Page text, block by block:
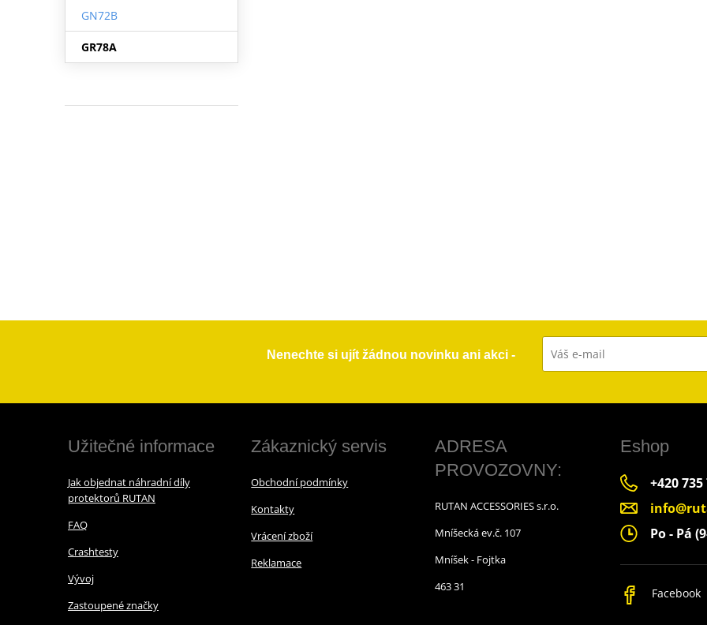
GN72B
GR78A
Nenechte si ujít žádnou novinku ani akci -
Užitečné informace
Jak objednat náhradní díly
protektorů RUTAN
FAQ
Crashtesty
Vývoj
Zastoupené značky
Zákaznický servis
Obchodní podmínky
Kontakty
Vrácení zboží
Reklamace
ADRESA
PROVOZOVNY:
RUTAN ACCESSORIES s.r.o.
Mníšecká ev.č. 107
Mníšek - Fojtka
463 31
Eshop
+420 735
Po - Pá
Facebook